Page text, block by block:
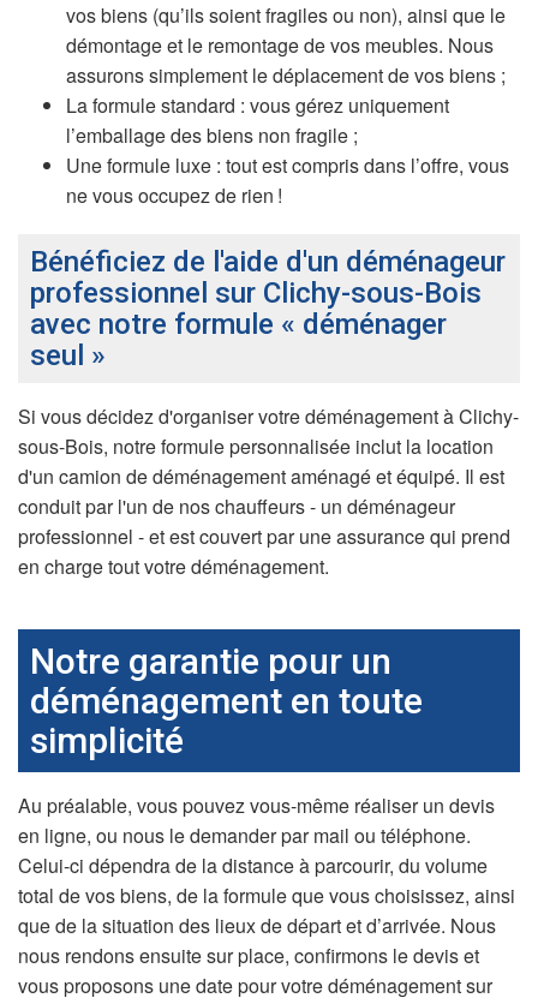
vos biens (qu’ils soient fragiles ou non), ainsi que le
démontage et le remontage de vos meubles. Nous
assurons simplement le déplacement de vos biens ;
La formule standard : vous gérez uniquement
l’emballage des biens non fragile ;
Une formule luxe : tout est compris dans l’offre, vous
ne vous occupez de rien !
Bénéficiez de l'aide d'un déménageur
professionnel sur Clichy-sous-Bois
avec notre formule « déménager
seul »
Si vous décidez d'organiser votre déménagement à Clichy-
sous-Bois, notre formule personnalisée inclut la location
d'un camion de déménagement aménagé et équipé. Il est
conduit par l'un de nos chauffeurs - un déménageur
professionnel - et est couvert par une assurance qui prend
en charge tout votre déménagement.
Notre garantie pour un
déménagement en toute
simplicité
Au préalable, vous pouvez vous-même réaliser un devis
en ligne, ou nous le demander par mail ou téléphone.
Celui-ci dépendra de la distance à parcourir, du volume
total de vos biens, de la formule que vous choisissez, ainsi
que de la situation des lieux de départ et d’arrivée. Nous
nous rendons ensuite sur place, confirmons le devis et
vous proposons une date pour votre déménagement sur